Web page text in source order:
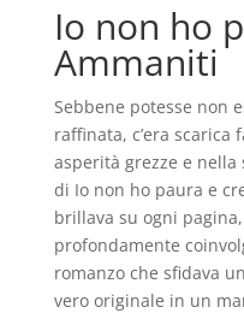
Io non ho
Ammaniti
Sebbene potesse non
raffinata, c’era
asperità grezze e
di Io non ho paura e
brillava su ogni
profondamente
romanzo che sfidava
vero originale in un